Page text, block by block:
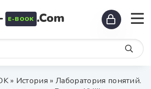
E-BOOK .Com
» История » Лаборатория понятий.